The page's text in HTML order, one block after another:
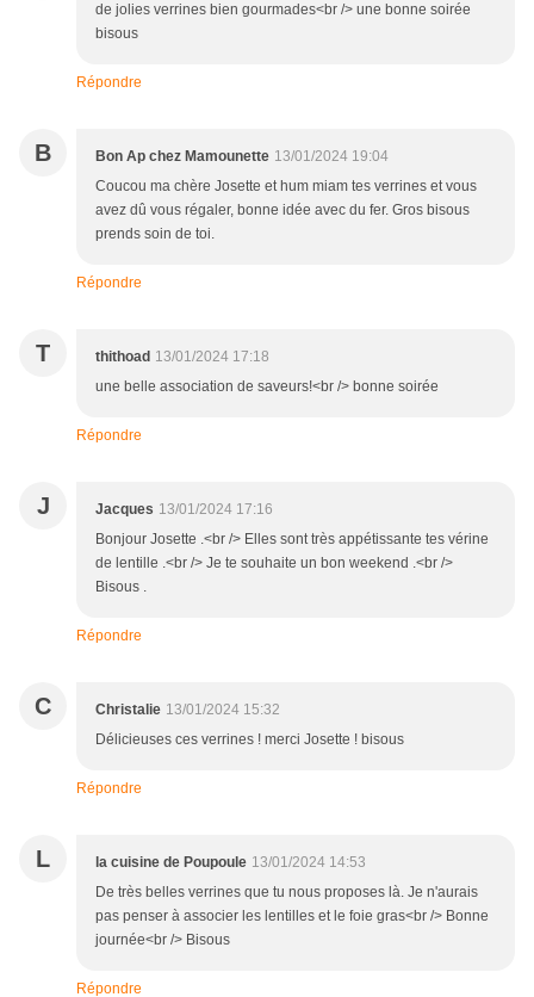
de jolies verrines bien gourmades<br /> une bonne soirée
bisous
Répondre
B Bon Ap chez Mamounette 13/01/2024 19:04
Coucou ma chère Josette et hum miam tes verrines et vous
avez dû vous régaler, bonne idée avec du fer. Gros bisous
prends soin de toi.
Répondre
T thithoad 13/01/2024 17:18
une belle association de saveurs!<br /> bonne soirée
Répondre
J Jacques 13/01/2024 17:16
Bonjour Josette .<br /> Elles sont très appétissante tes vérine
de lentille .<br /> Je te souhaite un bon weekend .<br />
Bisous .
Répondre
C Christalie 13/01/2024 15:32
Délicieuses ces verrines ! merci Josette ! bisous
Répondre
L la cuisine de Poupoule 13/01/2024 14:53
De très belles verrines que tu nous proposes là. Je n'aurais
pas penser à associer les lentilles et le foie gras<br /> Bonne
journée<br /> Bisous
Répondre